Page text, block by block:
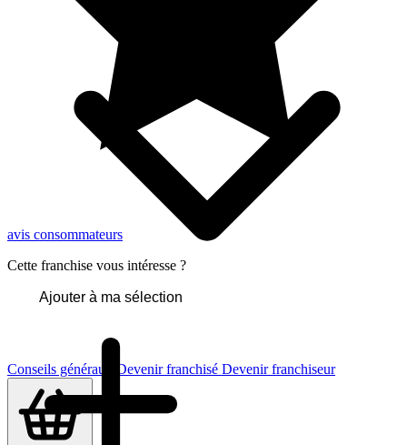
Conseils généraux Devenir franchisé Devenir franchiseur
avis consommateurs
Cette franchise vous intéresse ?
Ajouter à ma sélection